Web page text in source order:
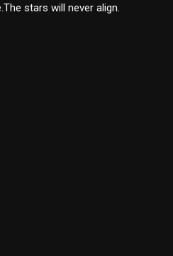
stars will never align.